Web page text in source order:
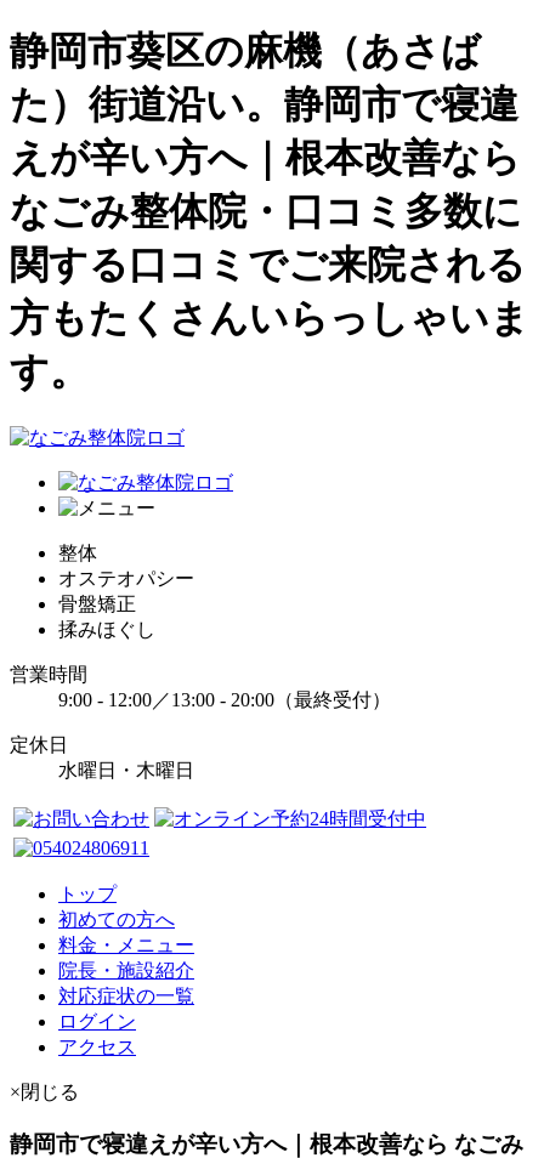
静岡市葵区の麻機（あさば
た）街道沿い。静岡市で寝違
えが辛い方へ｜根本改善なら
なごみ整体院・口コミ多数に
関する口コミでご来院される
方もたくさんいらっしゃいま
す。
整体
オステオパシー
骨盤矯正
揉みほぐし
営業時間
9:00 - 12:00／13:00 - 20:00（最終受付）
定休日
水曜日・木曜日
トップ
初めての方へ
料金・メニュー
院長・施設紹介
対応症状の一覧
ログイン
アクセス
×閉じる
静岡市で寝違えが辛い方へ｜根本改善なら なごみ